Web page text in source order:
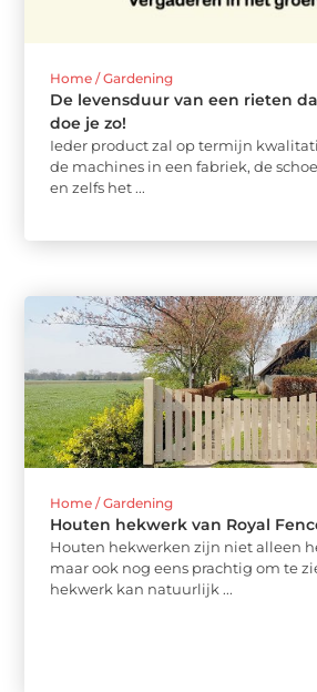
Home / Gardening
De levensduur van een rieten
doe je zo!
Ieder product zal op termijn
de machines in een fabriek, de
en zelfs het ...
Home / Gardening
Houten hekwerk van Royal
Houten hekwerken zijn niet alleen
maar ook nog eens prachtig om te
hekwerk kan natuurlijk ...